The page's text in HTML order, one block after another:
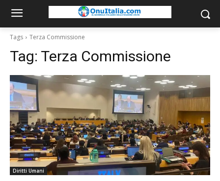
Tags Terza Commissione
Tag: Terza Commissione
Diritti Umani